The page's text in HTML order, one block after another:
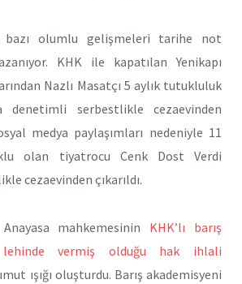
bazı olumlu gelişmeleri tarihe not
KHK ile kapatılan Yenikapı
Nazlı Masatçı 5 aylık tutukluluk
denetimli serbestlikle cezaevinden
medya paylaşımları nedeniyle 11
olan tiyatrocu Cenk Dost Verdi
cezaevinden çıkarıldı.
mahkemesinin KHK’lı barış
lehinde vermiş olduğu hak ihlali
ışığı oluşturdu. Barış akademisyeni